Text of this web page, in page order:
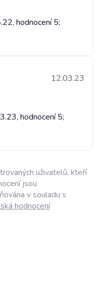
hodnocení 5;
12.03.23
hodnocení 5;
uživatelů, kteří
jsou
v souladu s
hodnocení